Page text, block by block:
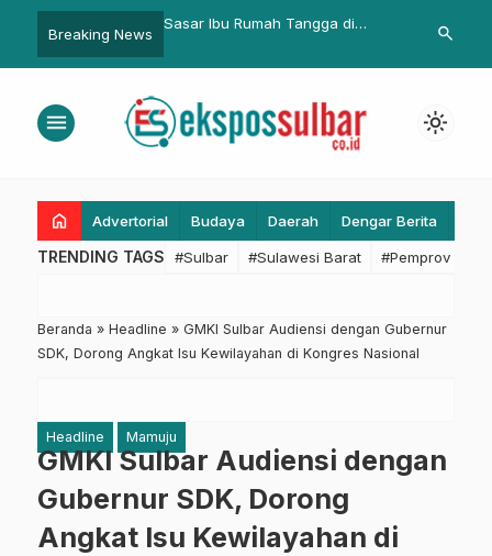
Breaking News
Persatuan
Sasar Ibu Rumah Tangga di
S.P. Tegaskan Pentingnya
Wagub
BGN, Bahas
search
menu light_mode
home Advertorial Budaya Daerah Dengar Berita
TRENDING TAGS #Sulbar #Sulawesi Barat #Pemprov
Beranda » Headline » GMKI Sulbar Audiensi dengan Gubernur
SDK, Dorong Angkat Isu Kewilayahan di Kongres Nasional
Headline Mamuju
GMKI Sulbar Audiensi dengan
Gubernur SDK, Dorong
Angkat Isu Kewilayahan di